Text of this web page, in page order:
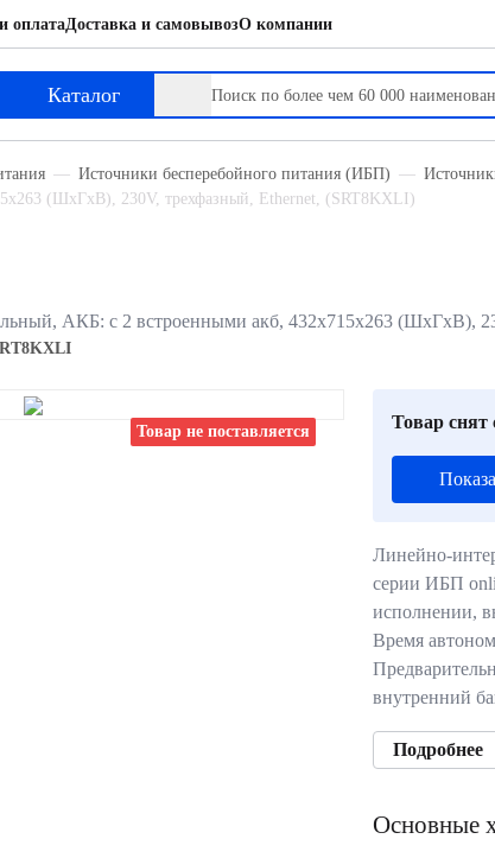
оплатаДоставка и самовывозО компании
Каталог
Источники бесперебойного питания (ИБП)
(ШхГхВ), 230V, трехфазный, Ethernet, (SRT8KXLI)
Товар не поставляется
АКБ: с 2 встроенными акб, 432х715х263 (ШхГхВ),
Товар снят
Линейно-
серии ИБП
исполнении,
Время
внутренний
Подробнее
Основные